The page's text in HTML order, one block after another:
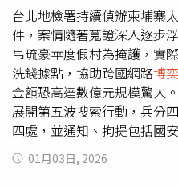
台北地檢署持續偵辦柬埔寨
件，案情隨著蒐證深入逐步
帛琉豪華度假村為掩護，實
洗錢據點，協助跨國網路博
金額恐高達數億元規模驚人
展開第五波搜索行動，兵分
四處，並通知、拘提包括國
負責人石濱芳，以及太子集
明。檢方訊後認定石濱芳涉
01月03日, 2026